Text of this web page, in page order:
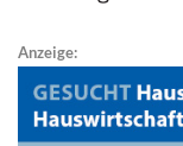
Anzeige: